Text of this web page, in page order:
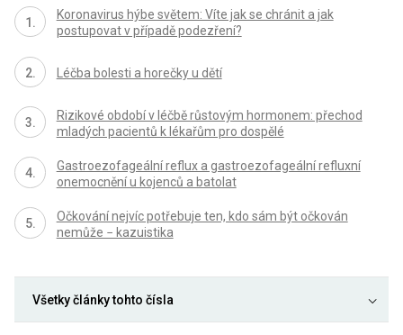
Koronavirus hýbe světem: Víte jak se chránit a jak
postupovat v případě podezření?
Léčba bolesti a horečky u dětí
Rizikové období v léčbě růstovým hormonem: přechod
mladých pacientů k lékařům pro dospělé
Gastroezofageální reflux a gastroezofageální refluxní
onemocnění u kojenců a batolat
Očkování nejvíc potřebuje ten, kdo sám být očkován
nemůže − kazuistika
Všetky články tohto čísla